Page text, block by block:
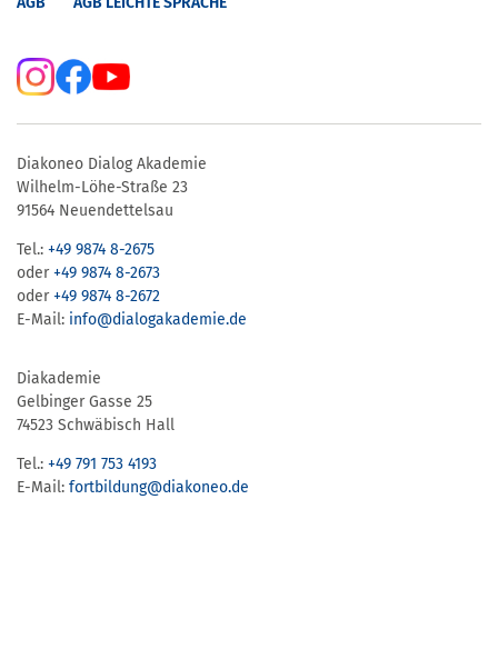
Diakoneo Dialog Akademie
Wilhelm-Löhe-Straße 23
91564 Neuendettelsau
Tel.: +49 9874 8-2675
oder+49 9874 8-2673
oder+49 9874 8-2672
E-Mail: info@dialogakademie.de
Diakademie
Gelbinger Gasse 25
74523 Schwäbisch Hall
Tel.: +49 791 753 4193
E-Mail: fortbildung@diakoneo.de